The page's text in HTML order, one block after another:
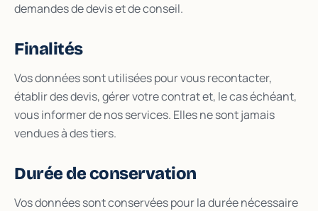
demandes de devis et de conseil.
Finalités
Vos données sont utilisées pour vous recontacter,
établir des devis, gérer votre contrat et, le cas échéant,
vous informer de nos services. Elles ne sont jamais
vendues à des tiers.
Durée de conservation
Vos données sont conservées pour la durée nécessaire